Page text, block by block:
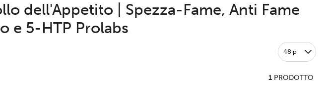
dell'Appetito | Spezza-Fame, Anti Fame
e 5-HTP Prolabs
48 p
1 PRODOTTO